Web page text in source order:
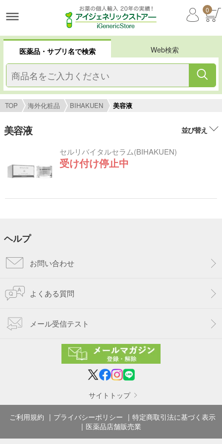
0
医薬品・サプリ名で検索 Web検索
TOP 海外化粧品 BIHAKUEN 美容液
美容液 並び替え
セルリバイタルセラム(BIHAKUEN)
受け付け停止中
ヘルプ
お問い合わせ
よくある質問
メール受信テスト
サイトトップ
ご利用規約 プライバシーポリシー
特定商取引法に基づく表示
医薬品店舗販売業